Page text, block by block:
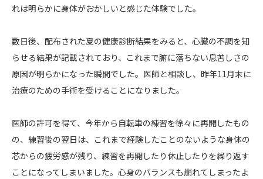
れは明らかに身体がおかしいと感じた体験でした。
数日後、配布された夏の健康診断結果をみると、心臓の不調を知
らせる結果が記載されており、これまで腑に落ちない息苦しさの
原因が明らかになった瞬間でした。医師と相談し、昨年11月末に
治療のための手術を受けることになりました。
医師の許可を得て、今年から自転車の練習を徐々に再開したもの
の、練習後の翌日は、これまで経験したことのないような身体の
芯からの疲労感が残り、練習を再開したり休止したりを繰り返す
ことになってしまいました。心身のバランスも崩れてしまったよ